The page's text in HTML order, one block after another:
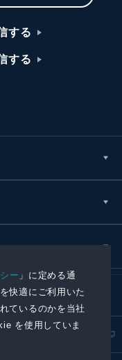
ー 」に定める通
快適にご利用いた
ているのかを当社
を使用していま
する
する